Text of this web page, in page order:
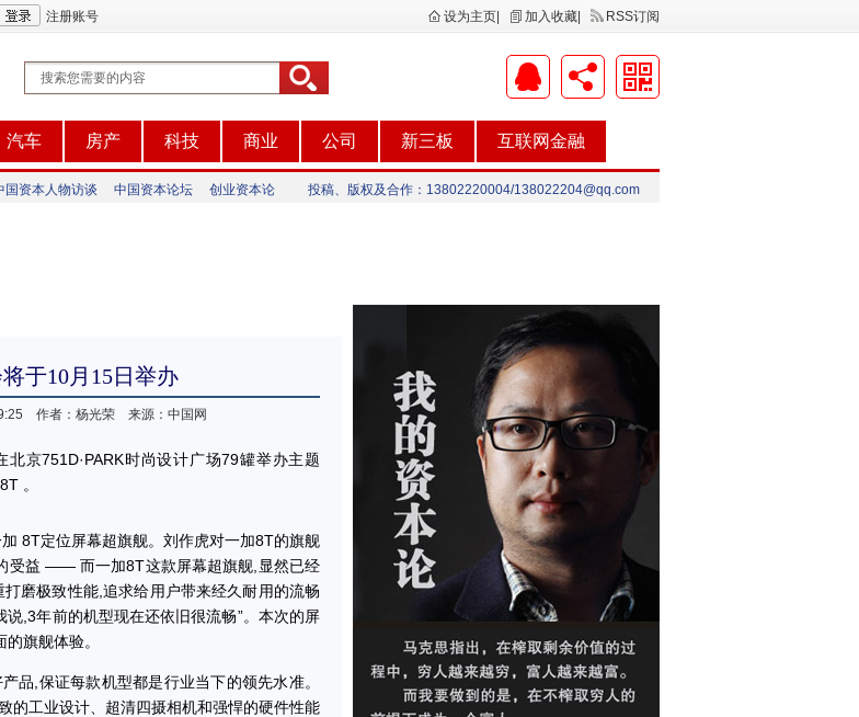
注册账号 设为主页 加入收藏 RSS订阅
汽车 房产 科技 商业 公司 新三板 互联网金融
国资本人物访谈 中国资本论坛 创业资本论 投稿、版权及合作：13802220004/138022204@qq.com
于10月15日举办
作者：杨光荣 来源：中国网
751D·PARK时尚设计广场79罐举办主题
。
8T定位屏幕超旗舰。刘作虎对一加8T的旗舰
受益 —— 而一加8T这款屏幕超旗舰,显然已经
磨极致性能,追求给用户带来经久耐用的流畅
,3年前的机型现在还依旧很流畅”。本次的屏
旗舰体验。
,保证每款机型都是行业当下的领先水准。
的工业设计、超清四摄相机和强悍的硬件性能